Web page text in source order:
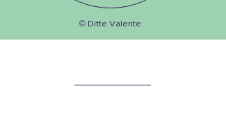
© Ditte Valente